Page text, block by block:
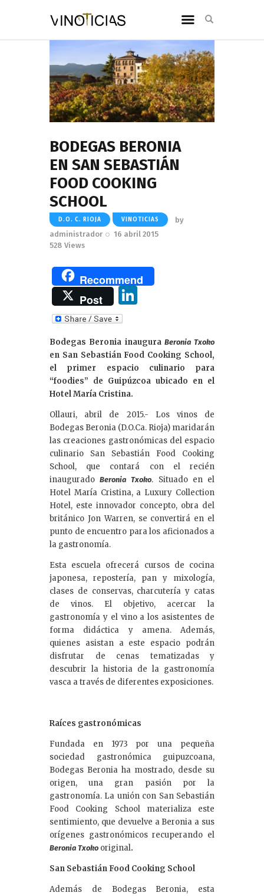
BODEGAS BERONIA
EN SAN SEBASTIÁN
FOOD COOKING
SCHOOL
D.O. C. RIOJA VINOTICIAS
by
administrador
16 abril 2015
528 Views
Recommend
Post
e
dI
n
Bodegas Beronia inaugura Beronia Txoko
en San Sebastián Food Cooking School,
el primer espacio culinario para
“foodies” de Guipúzcoa ubicado en el
Hotel María Cristina.
Ollauri, abril de 2015.- Los vinos de
Bodegas Beronia (D.O.Ca. Rioja) maridarán
las creaciones gastronómicas del espacio
culinario San Sebastián Food Cooking
School, que contará con el recién
inauguradoBeronia Txoko. Situado en el
Hotel María Cristina, a Luxury Collection
Hotel, este innovador concepto, obra del
británico Jon Warren, se convertirá en el
punto de encuentro para los aficionados a
la gastronomía.
Esta escuela ofrecerá cursos de cocina
japonesa, repostería, pan y mixología,
clases de conservas, charcutería y catas
de vinos. El objetivo, acercar la
gastronomía y el vino a los asistentes de
forma didáctica y amena. Además,
quienes asistan a este espacio podrán
disfrutar de cenas tematizadas y
descubrir la historia de la gastronomía
vasca a través de diferentes exposiciones.
Raíces gastronómicas
Fundada en 1973 por una pequeña
sociedad gastronómica guipuzcoana,
Bodegas Beronia ha mostrado, desde su
origen, una gran pasión por la
gastronomía. La unión con San Sebastián
Food Cooking School materializa este
sentimiento, que devuelve a Beronia a sus
orígenes gastronómicos recuperando el
Beronia Txoko original.
San Sebastián Food Cooking School
Además de Bodegas Beronia, esta